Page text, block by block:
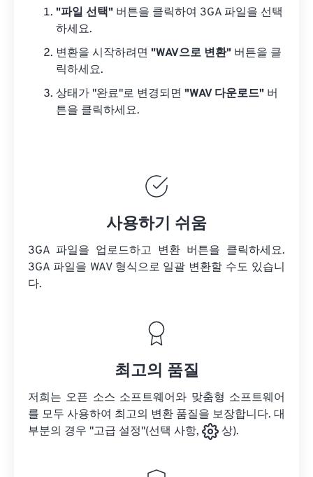
"파일 선택" 버튼을 클릭하여 3GA 파일을 선택
하세요.
변환을 시작하려면 "WAV으로 변환" 버튼을 클
릭하세요.
상태가 "완료"로 변경되면 "WAV 다운로드" 버
튼을 클릭하세요.
사용하기 쉬움
3GA 파일을 업로드하고 변환 버튼을 클릭하세요.
3GA 파일을 WAV 형식으로 일괄 변환할 수도 있습니
다.
최고의 품질
저희는 오픈 소스 소프트웨어와 맞춤형 소프트웨어
를 모두 사용하여 최고의 변환 품질을 보장합니다. 대
부분의 경우 "고급 설정"(선택 사항,
상).